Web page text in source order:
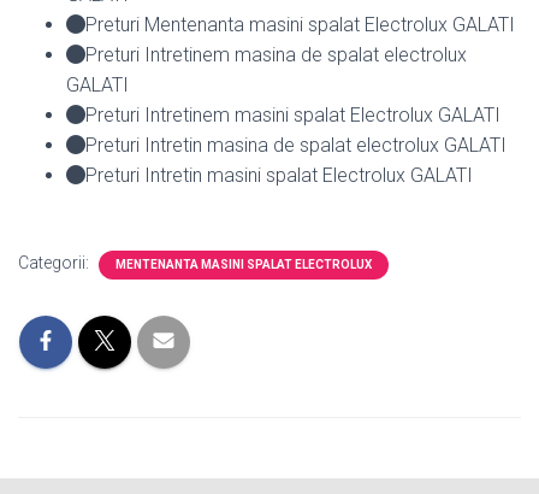
Preturi Mentenanta masini spalat Electrolux GALATI
Preturi Intretinem masina de spalat electrolux
GALATI
Preturi Intretinem masini spalat Electrolux GALATI
Preturi Intretin masina de spalat electrolux GALATI
Preturi Intretin masini spalat Electrolux GALATI
Categorii: MENTENANTA MASINI SPALAT ELECTROLUX